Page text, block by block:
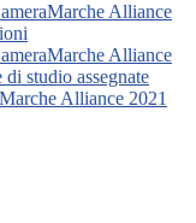
Alliance
Alliance
di studio assegnate
Alliance 2021